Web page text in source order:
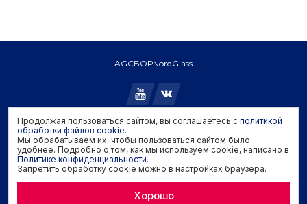
AGCБОРNordGlass
Copyright © 2026 AGC. All rights reserved.
Политика конфиденциальности
Политика обработки файлов cookie
Задать вопрос производителю
Продолжая пользоваться сайтом, вы соглашаетесь с политикой
обработки файлов cookie.
Мы обрабатываем их, чтобы пользоваться сайтом было
удобнее. Подробно о том, как мы используем cookie, написано в
Политике конфиденциальности.
Запретить обработку cookie можно в настройках браузера.
Хорошо